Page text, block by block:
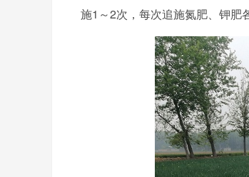
施1～2次，每次追施氮肥、钾肥